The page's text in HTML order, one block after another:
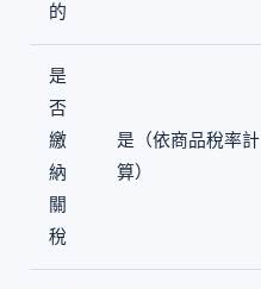
的
是
否
繳
納
關
稅
是（依商品稅率計
算）